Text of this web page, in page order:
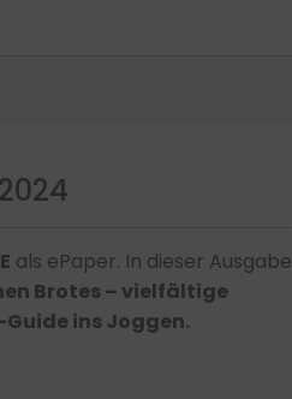
als ePaper. In dieser Ausgabe
Brotes – vielfältige
ins Joggen.